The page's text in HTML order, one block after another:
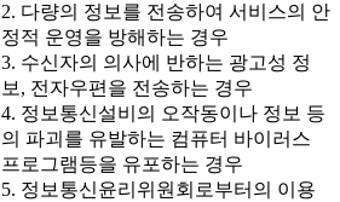
2. 다량의 정보를 전송하여 서비스의 안
정적 운영을 방해하는 경우
3. 수신자의 의사에 반하는 광고성 정
보, 전자우편을 전송하는 경우
4. 정보통신설비의 오작동이나 정보 등
의 파괴를 유발하는 컴퓨터 바이러스
프로그램등을 유포하는 경우
5. 정보통신윤리위원회로부터의 이용